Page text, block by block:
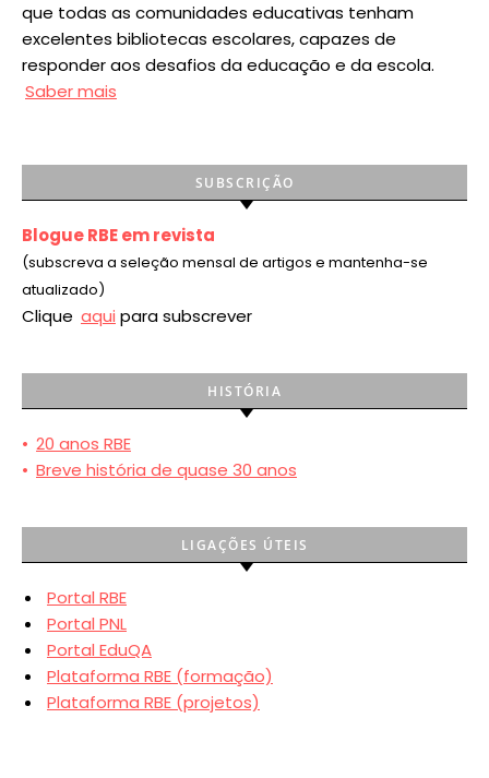
que todas as comunidades educativas tenham
excelentes bibliotecas escolares, capazes de
responder aos desafios da educação e da escola.
Saber mais
SUBSCRIÇÃO
Blogue RBE em revista
(subscreva a seleção mensal de artigos e mantenha-se
atualizado)
Clique aqui para subscrever
HISTÓRIA
• 20 anos RBE
• Breve história de quase 30 anos
LIGAÇÕES ÚTEIS
Portal RBE
Portal PNL
Portal EduQA
Plataforma RBE (formação)
Plataforma RBE (projetos)